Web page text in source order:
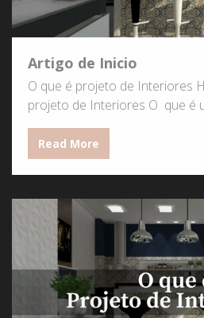
Artigo de Inicio
O que é projeto de Interiores
projeto de Interiores O que é
Read More